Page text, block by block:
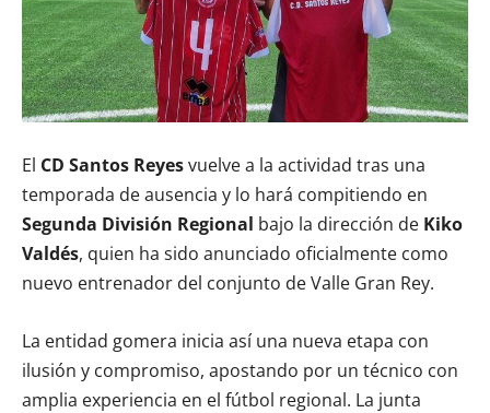
El CD Santos Reyesvuelve a la actividad tras una
temporada de ausencia y lo hará compitiendo en
Segunda División Regional bajo la dirección de Kiko
Valdés, quien ha sido anunciado oficialmente como
nuevo entrenador del conjunto de Valle Gran Rey.
La entidad gomera inicia así una nueva etapa con
ilusión y compromiso, apostando por un técnico con
amplia experiencia en el fútbol regional. La junta